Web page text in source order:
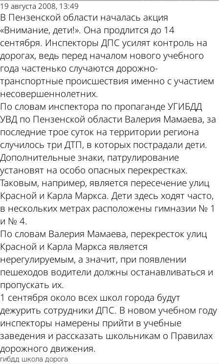
19 августа 2008, 13:49
В Пензенской области началась акция
«Внимание, дети!». Она продлится до 14
сентября. Инспекторы ДПС усилят контроль на
дорогах, ведь перед началом нового учебного
года частенько случаются дорожно-
транспортные происшествия именно с участием
несовершеннолетних.
По словам инспектора по пропаганде УГИБДД
УВД по Пензенской области Валерия Мамаева, за
последние трое суток на территории региона
случилось три ДТП, в которых пострадали дети.
Дополнительные знаки, патрулирование
установят на особо опасных перекрестках.
Таковым, например, является пересечение улиц
Красной и Карла Маркса. Дети здесь ходят часто,
в нескольких метрах расположены гимназии № 1
и № 4.
По словам Валерия Мамаева, перекресток улиц
Красной и Карла Маркса является
нерегулируемым, а значит, при появлении
пешеходов водители должны останавливаться и
пропускать их.
1 сентября около всех школ города будут
дежурить сотрудники ДПС. В новом учебном году
инспекторы намерены прийти в учебные
заведения и рассказать школьникам о Правилах
дорожного движения.
гибдд школа дорога